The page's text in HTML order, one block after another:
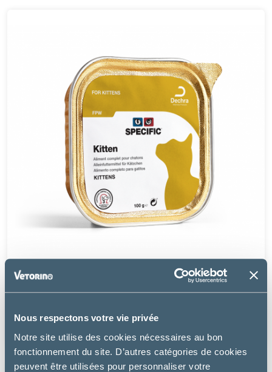
Nous respectons votre vie privée
Notre site utilise des cookies nécessaires au bon
fonctionnement du site. D’autres catégories de cookies
peuvent être utilisées pour personnaliser votre